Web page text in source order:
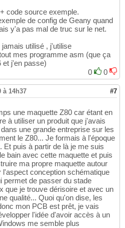
code source exemple.
de config de Geany quand
y'a pas mal de truc sur le net.
utilisé , j'utilise
mes programme asm (que ça
et j'en passe)
0
0
à 14h37 #7
une maquette Z80 car étant en
à utiliser un produit que j'avais
une grande entreprise sur les
le Z80... Je formais à l'époque
Et puis à partir de là je me suis
bain avec cette maquette et puis
ma propre maquette autour
l'aspect conception schématique
permet de passer du stade
que je trouve dérisoire et avec un
qualité... Quoi qu'on dise, les
mon PCB est prêt, je vais
l'idée d'avoir accès à un
me semble plus